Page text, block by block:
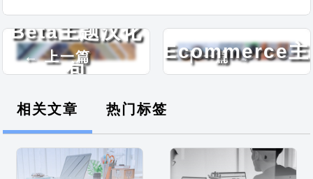
← 上一篇
Beta主题汉化
包
下一篇 →
Bizz
Ecommerce主
相关文章 热门标签